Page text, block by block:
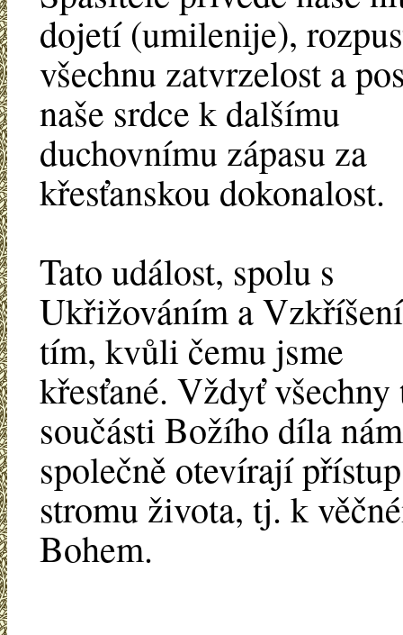
dojetí (umilenije),
všechnu zatvrzelost a
naše srdce k dalšímu
duchovnímu zápasu za
křesťanskou dokonalost.
Tato událost, spolu s
Ukřižováním a
tím, kvůli čemu jsme
křesťané. Vždyť
součásti Božího díla nám
společně otevírají
stromu života, tj. k
Bohem.